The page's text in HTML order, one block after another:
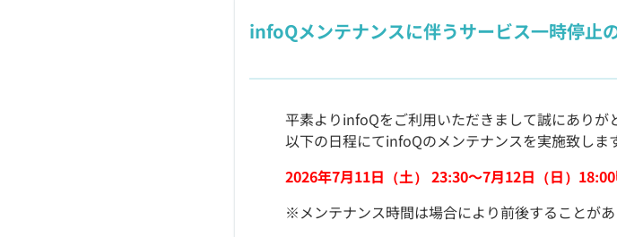
infoQメンテナンスに伴うサービス一時停止
平素よりinfoQをご利用いただきまして誠にありが
以下の日程にてinfoQのメンテナンスを実施致しま
2026年7月11日（土） 23:30～7月12日（日）18:00
※メンテナンス時間は場合により前後することがあ